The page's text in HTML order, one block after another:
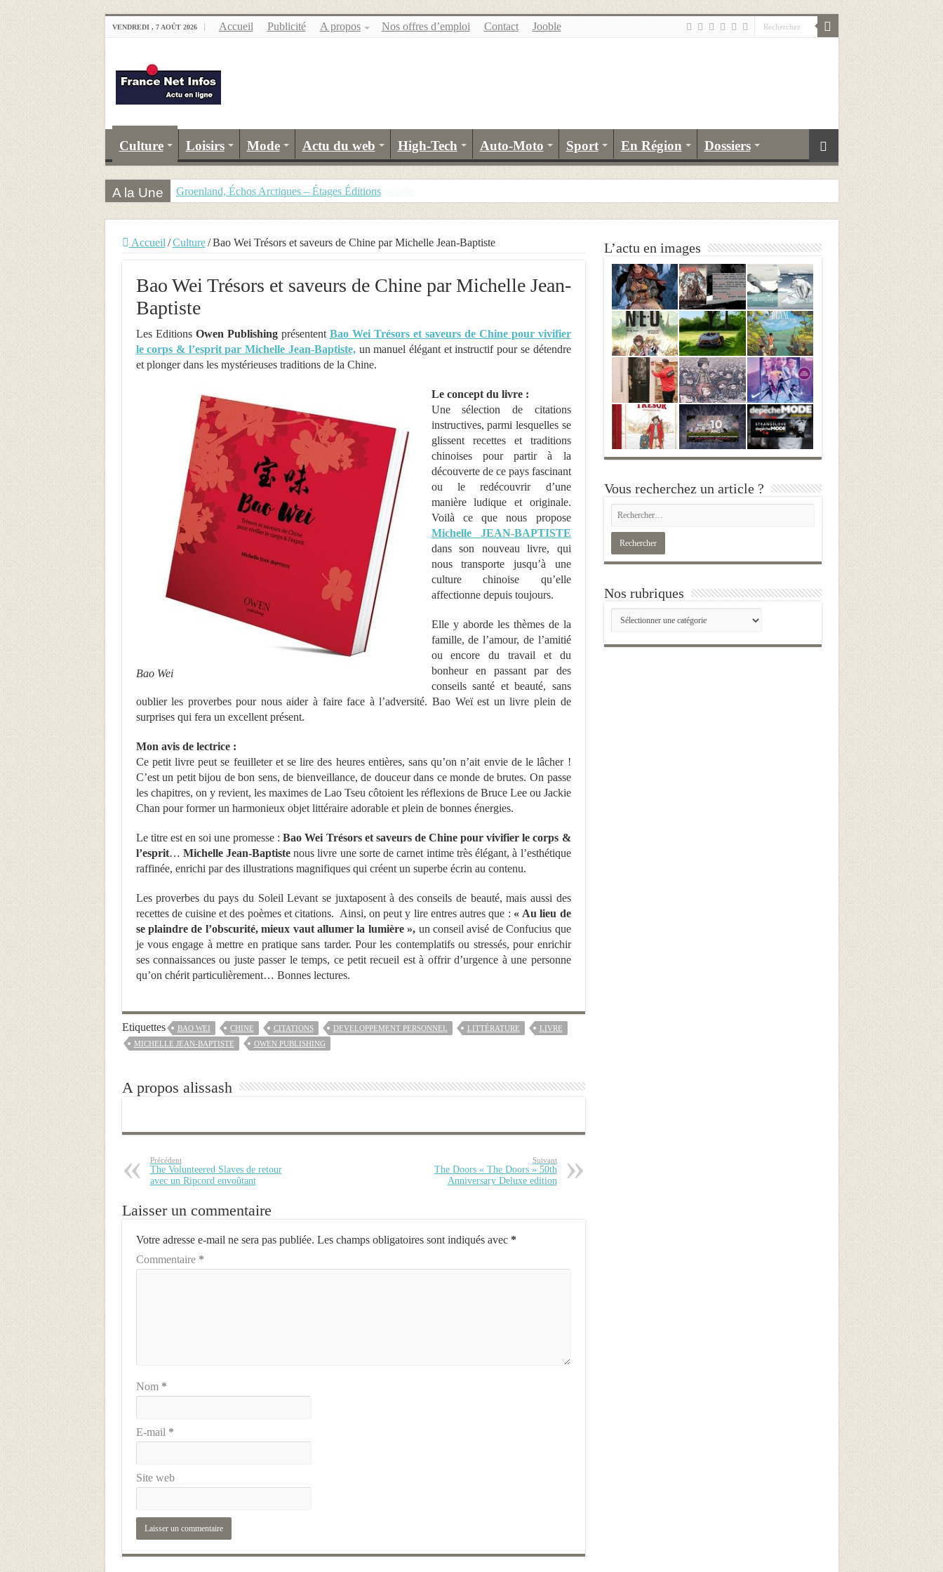
VENDREDI , 7 AOÛT 2026 Accueil Publicité A propos Nos offres d’emploi Contact Jooble
Culture Loisirs Mode Actu du web High-Tech Auto-Moto Sport En Région Dossiers
A la Une Groenland, Échos Arctiques – Étages Éditions
Accueil / Culture / Bao Wei Trésors et saveurs de Chine par Michelle Jean-Baptiste
Bao Wei Trésors et saveurs de Chine par Michelle Jean-
Baptiste
Les Editions Owen Publishingprésentent Bao Wei Trésors et saveurs de Chine pour vivifier
le corps & l’esprit par Michelle Jean-Baptiste,un manuel élégant et instructif pour se détendre
et plonger dans les mystérieuses traditions de la Chine.
Bao Wei
Le concept du livre :
Une sélection de citations
instructives, parmi lesquelles se
glissent recettes et traditions
chinoises pour partir à la
découverte de ce pays fascinant
ou le redécouvrir d’une
manière ludique et originale.
Voilà ce que nous propose
Michelle JEAN-BAPTISTE
dans son nouveau livre, qui
nous transporte jusqu’à une
culture chinoise qu’elle
affectionne depuis toujours.
Elle y aborde les thèmes de la
famille, de l’amour, de l’amitié
ou encore du travail et du
bonheur en passant par des
conseils santé et beauté, sans
oublier les proverbes pour nous aider à faire face à l’adversité. Bao Weï est un livre plein de
surprises qui fera un excellent présent.
Mon avis de lectrice :
Ce petit livre peut se feuilleter et se lire des heures entières, sans qu’on n’ait envie de le lâcher !
C’est un petit bijou de bon sens, de bienveillance, de douceur dans ce monde de brutes. On passe
les chapitres, on y revient, les maximes de Lao Tseu côtoient les réflexions de Bruce Lee ou Jackie
Chan pour former un harmonieux objet littéraire adorable et plein de bonnes énergies.
Le titre est en soi une promesse :Bao Wei Trésors et saveurs de Chine pour vivifier le corps &
l’esprit… Michelle Jean-Baptistenous livre une sorte de carnet intime très élégant, à l’esthétique
raffinée, enrichi par des illustrations magnifiques qui créent un superbe écrin au contenu.
Les proverbes du pays du Soleil Levant se juxtaposent à des conseils de beauté, mais aussi des
recettes de cuisine et des poèmes et citations. Ainsi, on peut y lire entres autres que : « Au lieu de
se plaindre de l’obscurité, mieux vaut allumer la lumière », un conseil avisé de Confucius que
je vous engage à mettre en pratique sans tarder. Pour les contemplatifs ou stressés, pour enrichir
ses connaissances ou juste passer le temps, ce petit recueil est à offrir d’urgence à une personne
qu’on chérit particulièrement… Bonnes lectures.
Etiquettes BAO WEI CHINE CITATIONS DEVELOPPEMENT PERSONNEL LITTÉRATURE
LIVRE
MICHELLE JEAN-BAPTISTE
OWEN PUBLISHING
A propos alissash
Précédent
The Volunteered Slaves de retour
avec un Ripcord envoûtant
Suivant
The Doors « The Doors » 50th
Anniversary Deluxe edition
Laisser un commentaire
Votre adresse e-mail ne sera pas publiée. Les champs obligatoires sont indiqués avec *
Commentaire *
Nom *
E-mail *
Site web
L’actu en images
Vous recherchez un article ?
Nos rubriques
Nos
rubriques